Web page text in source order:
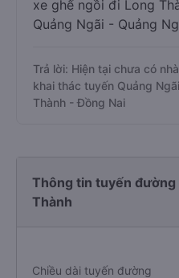
xe ghế ngồi đi Long
Quảng Ngãi - Quảng
Trả lời: Hiện tại chưa có
khai thác tuyến Quảng
Thành - Đồng Nai
Thông tin tuyến đường
Thành
Chiều dài tuyến đường